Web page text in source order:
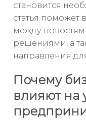
становится
статья поможет
между
решениями, а
направления
Почему
влияют на